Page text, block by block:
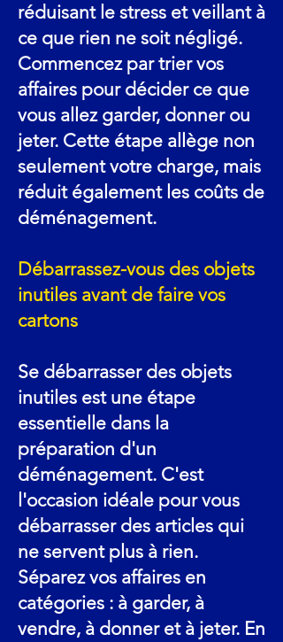
réduisant le stress et veillant à
ce que rien ne soit négligé.
Commencez par trier vos
affaires pour décider ce que
vous allez garder, donner ou
jeter. Cette étape allège non
seulement votre charge, mais
réduit également les coûts de
déménagement.
Débarrassez-vous des objets
inutiles avant de faire vos
cartons
Se débarrasser des objets
inutiles est une étape
essentielle dans la
préparation d'un
déménagement. C'est
l'occasion idéale pour vous
débarrasser des articles qui
ne servent plus à rien.
Séparez vos affaires en
catégories : à garder, à
vendre, à donner et à jeter. En